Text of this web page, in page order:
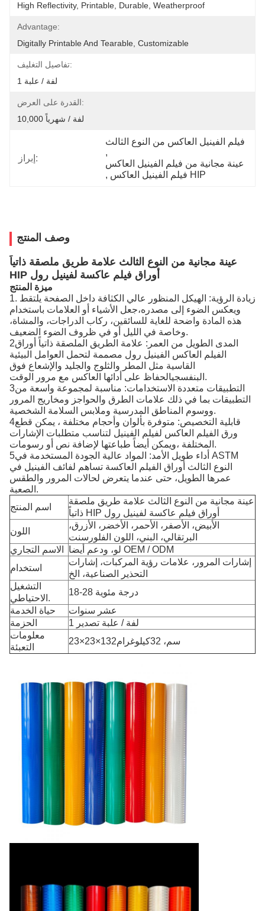
High Reflectivity, Printable, Durable, Weatherproof
Advantage:
Digitally Printable And Tearable, Customizable
تفاصيل التغليف:
1 لفة / علبة
القدرة على العرض:
10,000 لفة / شهرياً
إبراز:
فيلم الفينيل العاكس من النوع الثالث
,
عينة مجانية من فيلم الفينيل العاكس
,
فيلم الفينيل العاكس HIP
وصف المنتج
عينة مجانية من النوع الثالث علامة طريق ملصقة ذاتياً
HIP أوراق فيلم عاكسة لفينيل رول
ميزة المنتج
1. زيادة الرؤية: الهيكل المنظور عالي الكثافة داخل الصفحة يلتقط
ويعكس الضوء إلى مصدره،جعل الأشياء أو العلامات باستخدام
هذه المادة واضحة للغاية للسائقين، ركاب الدراجات، والمشاة،
وخاصة في الليل أو في ظروف الضوء الضعيف.
2المدى الطويل من العمر: علامة الطريق الملصقة ذاتياً أوراق
الفيلم العاكس الفينيل رول مصممة لتحمل العوامل البيئية
القاسية مثل المطر والثلوج والجليد والإشعاع فوق
البنفسجيالحفاظ على أدائها العاكس مع مرور الوقت.
3التطبيقات متعددة الاستخدامات: مناسبة لمجموعة واسعة من
التطبيقات بما في ذلك علامات الطرق والحواجز ومخاريج المرور
ووسوم المناطق المدرسية وملابس السلامة الشخصية.
4قابلية التخصيص: متوفرة بألوان وأحجام مختلفة ، يمكن قطع
ورق الفيلم العاكس لفيلم الفينيل لتناسب متطلبات الإشارات
المختلفة ،ويمكن أيضاً طباعتها لإضافة نص أو رسومات.
5أداء طويل الأمد: المواد عالية الجودة المستخدمة في ASTM
النوع الثالث أوراق الفيلم العاكسة تساهم لفائف الفينيل في
عمرها الطويل، حتى عندما يتعرض لحالات المرور والطقس
الصعبة.
اسم المنتج
عينة مجانية من النوع الثالث علامة طريق ملصقة
ذاتياً HIP أوراق فيلم عاكسة لفينيل رول
اللون
الأبيض، الأصفر، الأحمر، الأخضر، الأزرق،
البرتقالي، البني، اللون الفلورسنت
الاسم التجاري
لو، ودعم أيضا OEM / ODM
استخدام
إشارات المرور، علامات رؤية المركبات، إشارات
التحذير الصناعية، الخ
التشغيل
الاحتياطي.
18-28 درجة مئوية
حياة الخدمة
عشر سنوات
الحزمة
1 لفة / علبة تصدير
معلومات
التعبئة
23×23×132سم، 32كيلوغرام